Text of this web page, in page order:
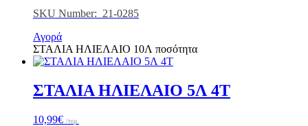
SKU Number: 21-0285
Αγορά
ΣΤΑΛΙΑ ΗΛΙΕΛΑΙΟ 10Λ ποσότητα
ΣΤΑΛΙΑ ΗΛΙΕΛΑΙΟ 5Λ 4Τ
10,99€ /τεμ.